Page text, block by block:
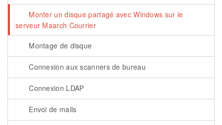
Monter un disque partagé avec Windows sur le
serveur Maarch Courrier
Montage de disque
Connexion aux scanners de bureau
Connexion LDAP
Envoi de mails